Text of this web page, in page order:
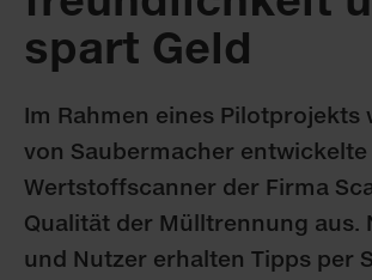
spart Geld
Im Rahmen eines Pilotprojekts
von Saubermacher entwickelte
Wertstoffscanner der Firma
Qualität der Mülltrennung aus.
und Nutzer erhalten Tipps per